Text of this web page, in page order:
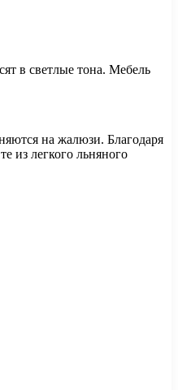
в светлые тона. Мебель
на жалюзи. Благодаря
из легкого льняного